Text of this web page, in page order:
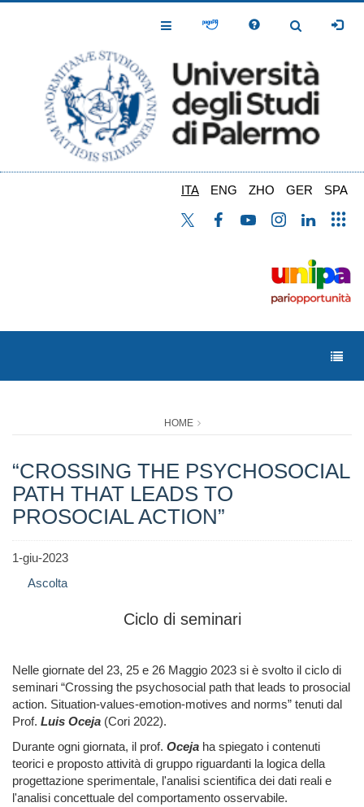
Toggle
Toggle
ITA ENG ZHO GER SPA
HOME
“CROSSING THE PSYCHOSOCIAL
PATH THAT LEADS TO
PROSOCIAL ACTION”
1-giu-2023
Ascolta
Ciclo di seminari
Nelle giornate del 23, 25 e 26 Maggio 2023 si è svolto il ciclo di
seminari “Crossing the psychosocial path that leads to prosocial
action. Situation-values-emotion-motives and norms” tenuti dal
Prof. Luis Oceja (Cori 2022).
Durante ogni giornata, il prof. Oceja ha spiegato i contenuti
teorici e proposto attività di gruppo riguardanti la logica della
progettazione sperimentale, l'analisi scientifica dei dati reali e
l'analisi concettuale del comportamento osservabile.